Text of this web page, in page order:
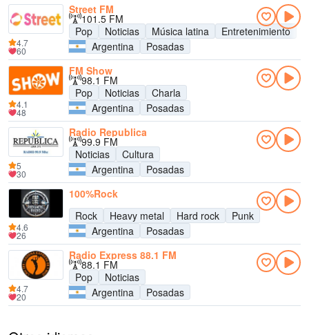
Street FM
101.5 FM
Pop
Noticias Música latina
Entretenimiento
Argentina
Posadas
4.7
60
FM Show
98.1 FM
Pop
Noticias
Charla
Argentina
Posadas
4.1
48
Radio Republica
99.9 FM
Noticias
Cultura
Argentina
Posadas
5
30
100%Rock
Rock
Heavy metal Hard rock
Punk
Argentina
Posadas
4.6
26
Radio Express 88.1 FM
88.1 FM
Pop
Noticias
Argentina
Posadas
4.7
20